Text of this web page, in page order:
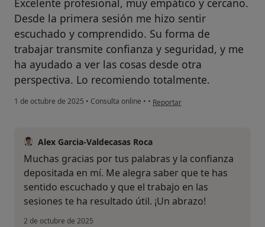
Excelente profesional, muy empático y cercano.
Desde la primera sesión me hizo sentir
escuchado y comprendido. Su forma de
trabajar transmite confianza y seguridad, y me
ha ayudado a ver las cosas desde otra
perspectiva. Lo recomiendo totalmente.
1 de octubre de 2025 • Consulta online • • en opinión del usuario Xavi Pardo
Reportar
Alex Garcia-Valdecasas Roca
Muchas gracias por tus palabras y la confianza
depositada en mí. Me alegra saber que te has
sentido escuchado y que el trabajo en las
sesiones te ha resultado útil. ¡Un abrazo!
2 de octubre de 2025